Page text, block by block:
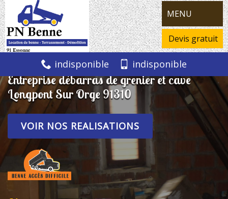
MENU
Devis gratuit
indisponible indisponible
Entreprise débarras de grenier et cave
Longpont Sur Orge 91310
VOIR NOS REALISATIONS